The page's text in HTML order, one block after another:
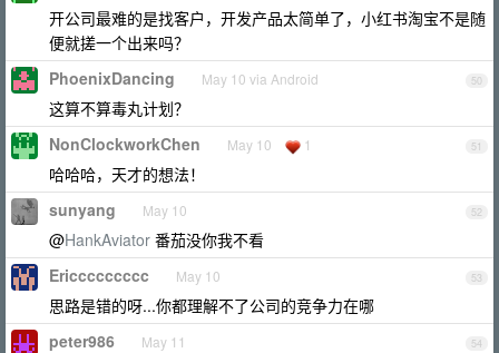
开公司最难的是找客户，开发产品太简单了，小红书淘宝不是随
便就搓一个出来吗？
50
PhoenixDancing May 10 via Android
这算不算毒丸计划？
51
NonClockworkChen May 10 1
哈哈哈，天才的想法！
52
sunyang May 10
@HankAviator 番茄没你我不看
53
Ericcccccccc May 10
思路是错的呀...你都理解不了公司的竞争力在哪
54
peter986 May 11